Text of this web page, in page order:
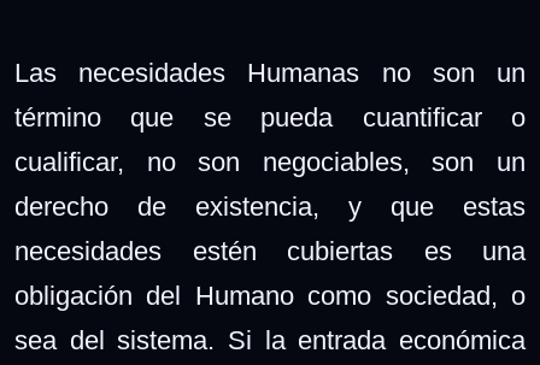
Las necesidades Humanas no son un
término que se pueda cuantificar o
cualificar, no son negociables, son un
derecho de existencia, y que estas
necesidades estén cubiertas es una
obligación del Humano como sociedad, o
sea del sistema. Si la entrada económica